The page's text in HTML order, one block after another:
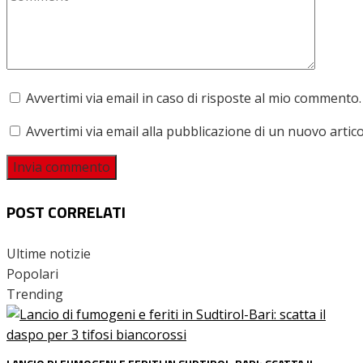
Avvertimi via email in caso di risposte al mio commento.
Avvertimi via email alla pubblicazione di un nuovo
POST CORRELATI
Ultime notizie
Popolari
Trending